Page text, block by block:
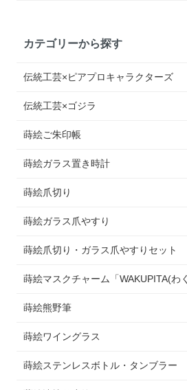
カテゴリーから探す
伝統工芸×ピアプロキャラクターズ
伝統工芸×ゴジラ
蒔絵ご朱印帳
蒔絵ガラス置き時計
蒔絵爪切り
蒔絵ガラス爪やすり
蒔絵爪切り・ガラス爪やすりセット
蒔絵マスクチャーム「WAKUPITA(わ
蒔絵熊野筆
蒔絵ワイングラス
蒔絵ステンレスボトル・タンブラー